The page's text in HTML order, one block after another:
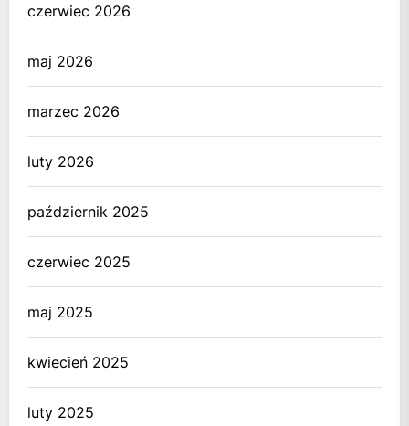
czerwiec 2026
maj 2026
marzec 2026
luty 2026
październik 2025
czerwiec 2025
maj 2025
kwiecień 2025
luty 2025